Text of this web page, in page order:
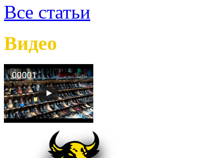
Все статьи
Видео